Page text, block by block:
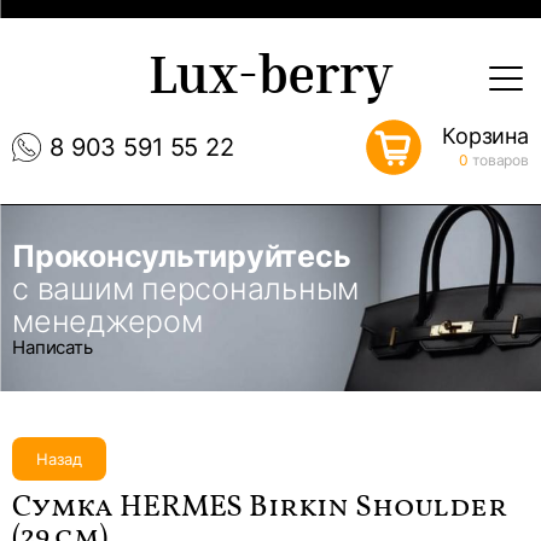
8 903 591 55 22
Lux-berry
Корзина
0 товаров
Проконсультируйтесь
с вашим персональным
менеджером
Написать
Назад
Сумка HERMES Birkin Shoulder